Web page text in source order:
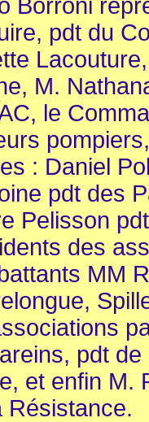
Borroni
pdt du
M.
le
: Daniel
pdt des
Pelisson
des
MM
pdt
et enfin M.
Résistance.